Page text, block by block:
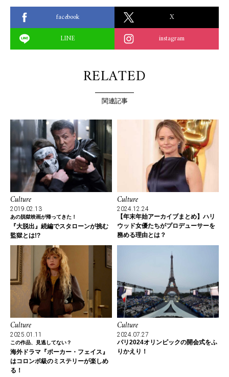
facebook
X
LINE
instagram
RELATED
関連記事
Culture
2019.02.13
あの脱獄映画が帰ってきた！
『大脱出』続編でスタローンが挑む
監獄とは!?
Culture
2024.12.24
【年末年始アーカイブまとめ】ハリ
ウッド女優たちがプロデューサーを
務める理由とは？
Culture
2025.01.11
この作品、見逃してない？
海外ドラマ『ポーカー・フェイス』
はコロンボ級のミステリーが楽しめ
る！
Culture
2024.07.27
パリ2024オリンピックの開会式をふ
りかえり！